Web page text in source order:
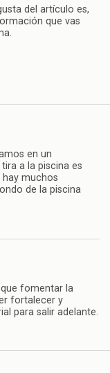
del artículo es,
que vas
en un
a la piscina es
muchos
de la piscina
fomentar la
fortalecer y
para salir adelante.